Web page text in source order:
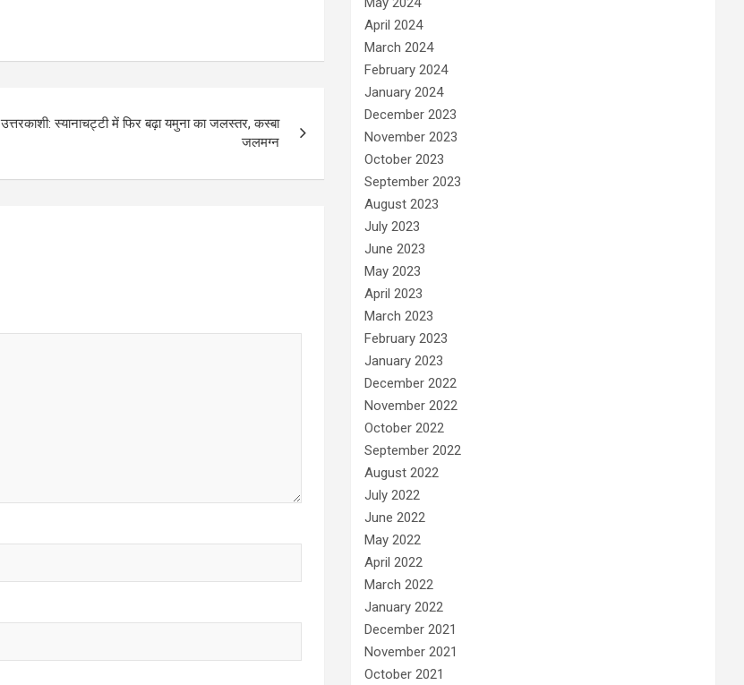
उत्तरकाशी: स्यानाचट्टी में फिर बढ़ा यमुना का जलस्तर, कस्बा
जलमग्न
April 2024
March 2024
February 2024
January 2024
December 2023
November 2023
October 2023
September 2023
August 2023
July 2023
June 2023
May 2023
April 2023
March 2023
February 2023
January 2023
December 2022
November 2022
October 2022
September 2022
August 2022
July 2022
June 2022
May 2022
April 2022
March 2022
January 2022
December 2021
November 2021
October 2021